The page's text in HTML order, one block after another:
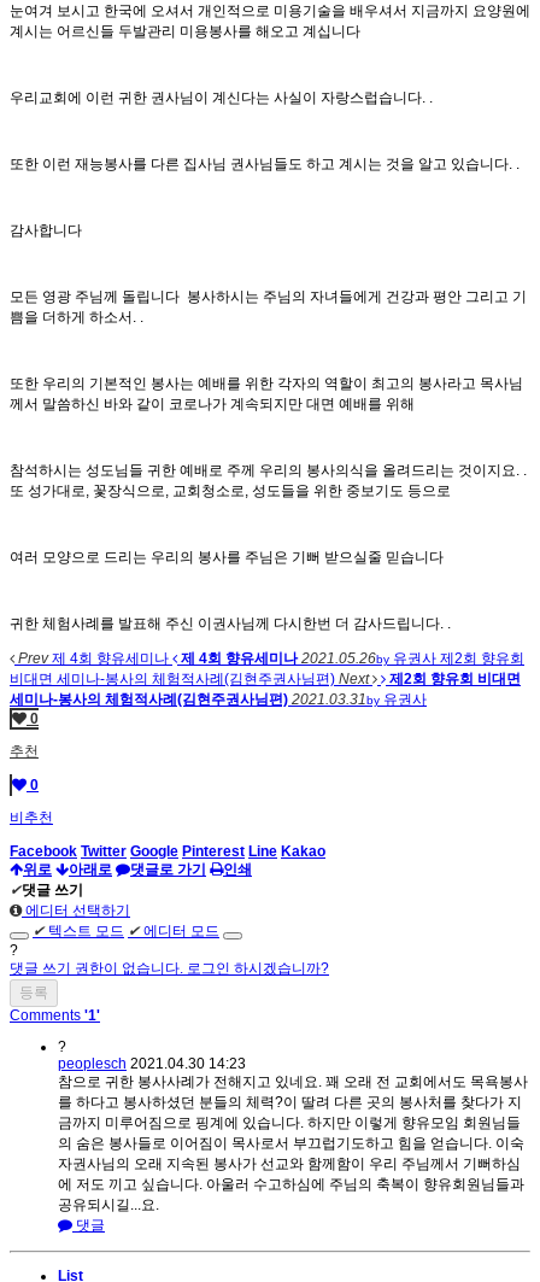
눈여겨 보시고 한국에 오셔서 개인적으로 미용기술을 배우셔서 지금까지 요양원에
계시는 어르신들 두발관리 미용봉사를 해오고 계십니다
우리교회에 이런 귀한 권사님이 계신다는 사실이 자랑스럽습니다. .
또한 이런 재능봉사를 다른 집사님 권사님들도 하고 계시는 것을 알고 있습니다. .
감사합니다
모든 영광 주님께 돌립니다 봉사하시는 주님의 자녀들에게 건강과 평안 그리고 기
쁨을 더하게 하소서. .
또한 우리의 기본적인 봉사는 예배를 위한 각자의 역할이 최고의 봉사라고 목사님
께서 말씀하신 바와 같이 코로나가 계속되지만 대면 예배를 위해
참석하시는 성도님들 귀한 예배로 주께 우리의 봉사의식을 올려드리는 것이지요. .
또 성가대로, 꽃장식으로, 교회청소로, 성도들을 위한 중보기도 등으로
여러 모양으로 드리는 우리의 봉사를 주님은 기뻐 받으실줄 믿습니다
귀한 체험사례를 발표해 주신 이권사님께 다시한번 더 감사드립니다. .
Prev제 4회 향유세미나 제 4회 향유세미나 2021.05.26by 유권사 제2회 향유회
비대면 세미나-봉사의 체험적사례(김현주권사님편) Next
제2회 향유회 비대면
세미나-봉사의 체험적사례(김현주권사님편) 2021.03.31by 유권사
0
추천
0
비추천
Facebook Twitter Google Pinterest Line Kakao
위로
아래로 댓글로 가기
인쇄
✔댓글 쓰기
에디터 선택하기
✔ 텍스트 모드 ✔에디터 모드
?
댓글 쓰기 권한이 없습니다. 로그인 하시겠습니까?
Comments '1'
?
peoplesch 2021.04.30 14:23
참으로 귀한 봉사사례가 전해지고 있네요. 꽤 오래 전 교회에서도 목욕봉사
를 하다고 봉사하셨던 분들의 체력?이 딸려 다른 곳의 봉사처를 찾다가 지
금까지 미루어짐으로 핑계에 있습니다. 하지만 이렇게 향유모임 회원님들
의 숨은 봉사들로 이어짐이 목사로서 부끄럽기도하고 힘을 얻습니다. 이숙
자권사님의 오래 지속된 봉사가 선교와 함께함이 우리 주님께서 기뻐하심
에 저도 끼고 싶습니다. 아울러 수고하심에 주님의 축복이 향유회원님들과
공유되시길...요.
댓글
List